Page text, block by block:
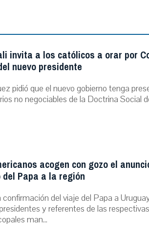
invita a los católicos a orar por
nuevo presidente
pidió que el nuevo gobierno tenga
no negociables de la Doctrina Social
acogen con gozo el
Papa a la región
del viaje del Papa a
y referentes de las respectivas
man...